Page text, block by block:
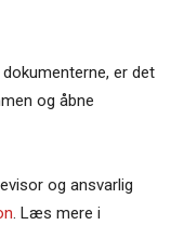
er det
og åbne
og ansvarlig
. Læs mere i